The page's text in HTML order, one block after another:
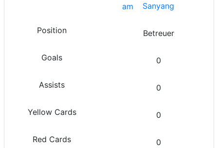
Sanyang
Betreuer
0
0
0
0